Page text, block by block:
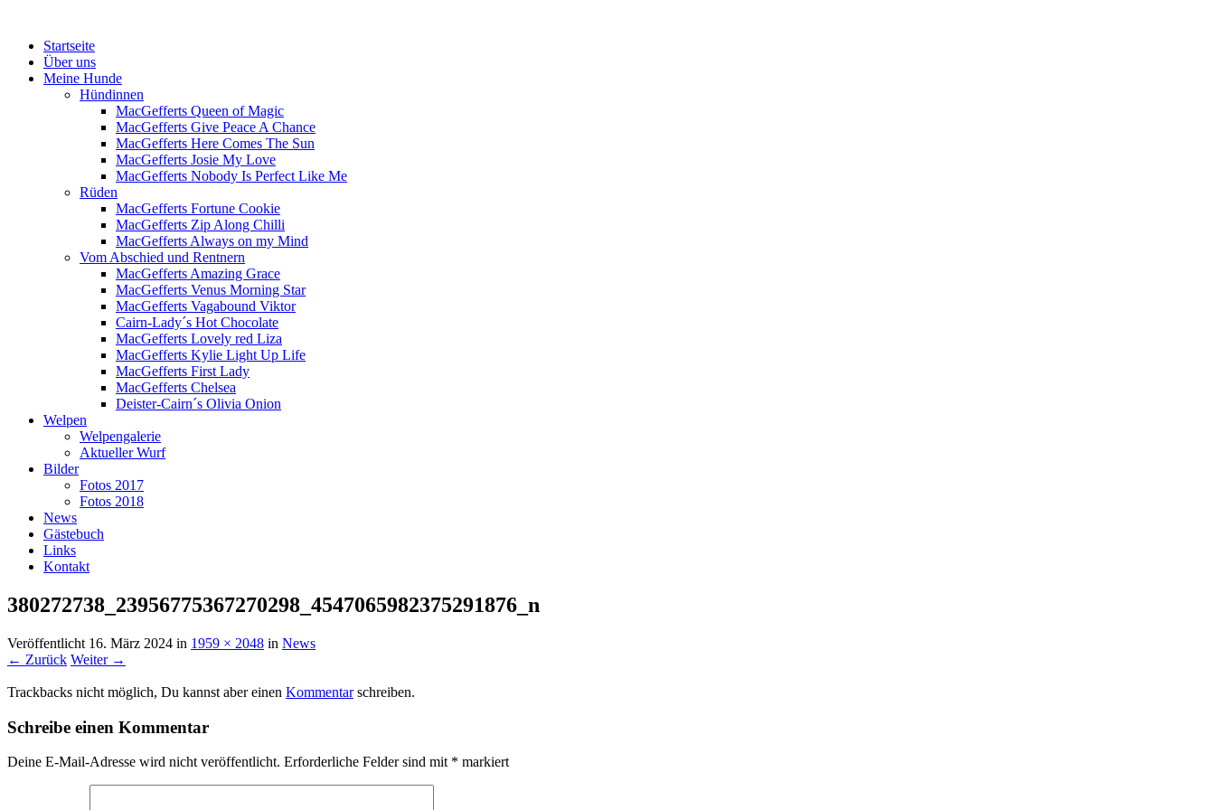
Menü
Zum
Inhalt
springen
Startseite
Über uns
Meine Hunde
Hündinnen
MacGefferts Queen of Magic
MacGefferts Give Peace A Chance
MacGefferts Here Comes The Sun
MacGefferts Josie My Love
MacGefferts Nobody Is Perfect Like Me
Rüden
MacGefferts Fortune Cookie
MacGefferts Zip Along Chilli
MacGefferts Always on my Mind
Vom Abschied und Rentnern
MacGefferts Amazing Grace
MacGefferts Venus Morning Star
MacGefferts Vagabound Viktor
Cairn-Lady´s Hot Chocolate
MacGefferts Lovely red Liza
MacGefferts Kylie Light Up Life
MacGefferts First Lady
MacGefferts Chelsea
Deister-Cairn´s Olivia Onion
Welpen
Welpengalerie
Aktueller Wurf
Bilder
Fotos 2017
Fotos 2018
News
Gästebuch
Links
Kontakt
380272738_23956775367270298_4547065982375291876_n
Veröffentlicht 16. März 2024 in 1959 × 2048 in News
← Zurück Weiter →
Trackbacks nicht möglich, Du kannst aber einen Kommentarschreiben.
Schreibe einen Kommentar
Deine E-Mail-Adresse wird nicht veröffentlicht. Erforderliche Felder sind mit * markiert